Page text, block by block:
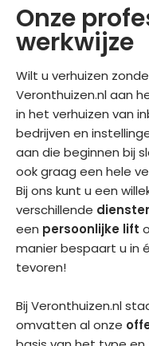
Onze
werkwijze
Wilt u verhuizen
Veronthuizen.nl aan
in het verhuizen van
bedrijven en
aan die beginnen bij
ook graag een hele
Bij ons kunt u een
verschillende
een persoonlijke lift
manier bespaart u in
tevoren!
Bij Veronthuizen.nl
omvatten al onze